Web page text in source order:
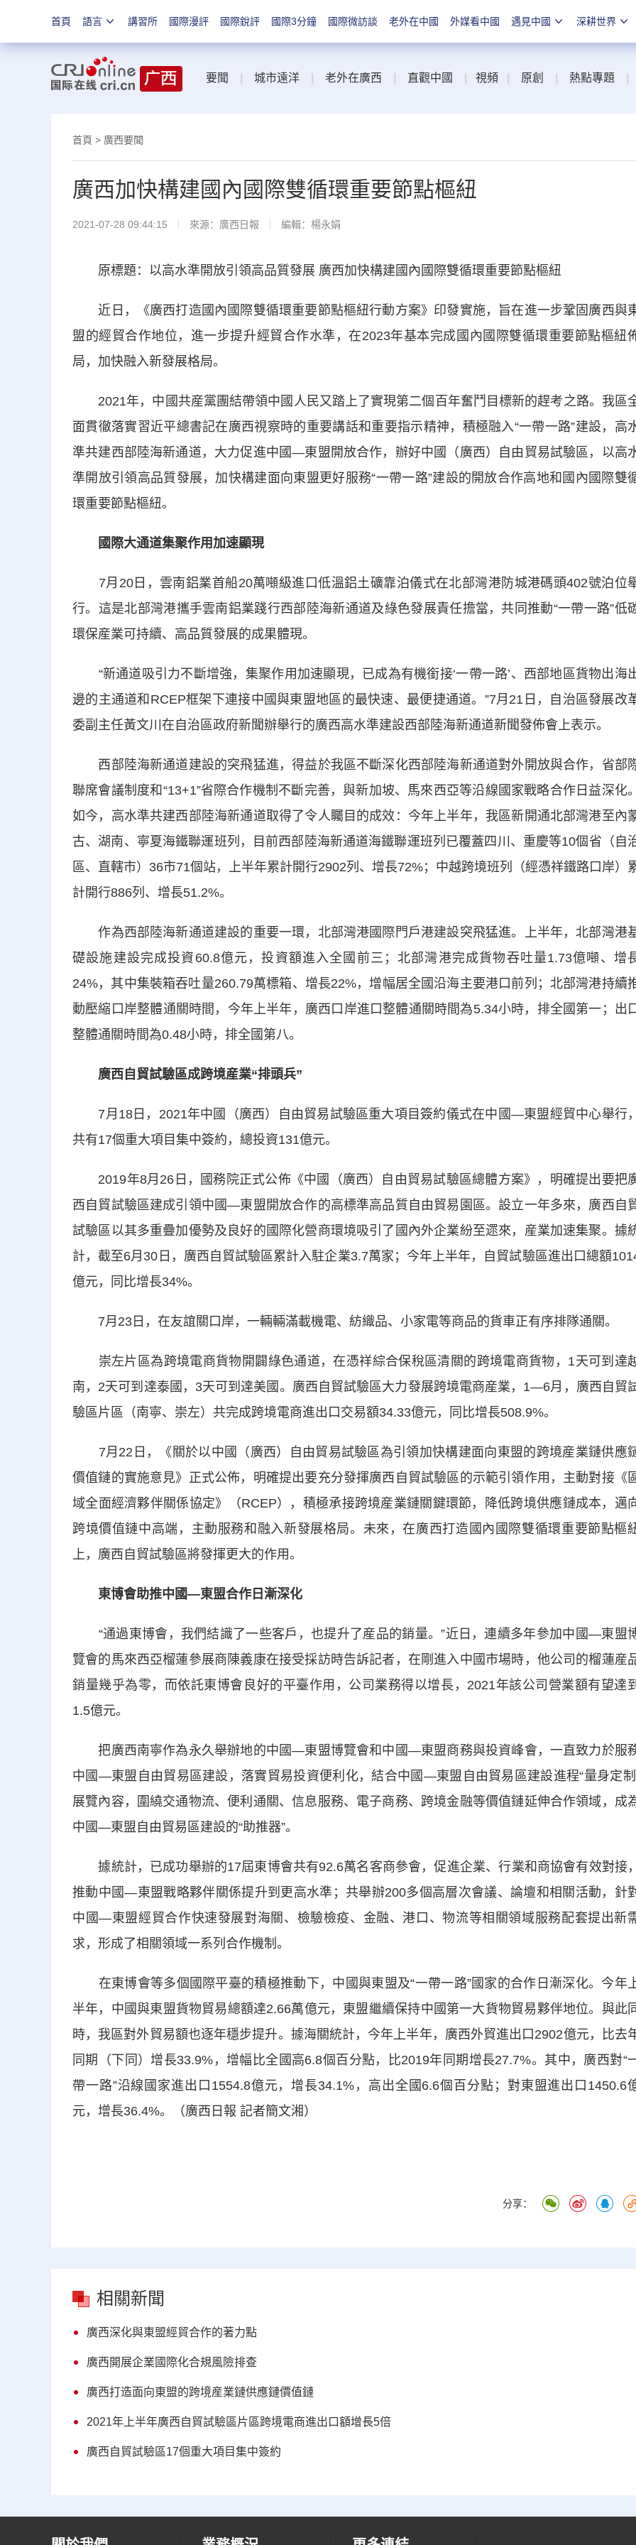
首頁 語言 講習所 國際漫評 國際銳評 國際3分鐘 國際微訪談 老外在中國 外媒看中國 遇見中國 深耕世界
要聞 城市遠洋 老外在廣西 直觀中國 視頻 原創 熱點專題
首頁 > 廣西要聞
廣西加快構建國內國際雙循環重要節點樞紐
2021-07-28 09:44:15 來源： 廣西日報 編輯：楊永娟
原標題：以高水準開放引領高品質發展 廣西加快構建國內國際雙循環重要節點樞紐
近日，《廣西打造國內國際雙循環重要節點樞紐行動方案》印發實施，旨在進一步鞏固廣西與
盟的經貿合作地位，進一步提升經貿合作水準，在2023年基本完成國內國際雙循環重要節點樞紐
局，加快融入新發展格局。
2021年，中國共産黨團結帶領中國人民又踏上了實現第二個百年奮鬥目標新的趕考之路。我區
面貫徹落實習近平總書記在廣西視察時的重要講話和重要指示精神，積極融入“一帶一路”建設，高
準共建西部陸海新通道，大力促進中國—東盟開放合作，辦好中國（廣西）自由貿易試驗區，以高
準開放引領高品質發展，加快構建面向東盟更好服務“一帶一路”建設的開放合作高地和國內國際雙
環重要節點樞紐。
國際大通道集聚作用加速顯現
7月20日，雲南鋁業首船20萬噸級進口低溫鋁土礦靠泊儀式在北部灣港防城港碼頭402號泊位
行。這是北部灣港攜手雲南鋁業踐行西部陸海新通道及綠色發展責任擔當，共同推動“一帶一路”低
環保産業可持續、高品質發展的成果體現。
“新通道吸引力不斷增強，集聚作用加速顯現，已成為有機銜接‘一帶一路’、西部地區貨物出海
邊的主通道和RCEP框架下連接中國與東盟地區的最快速、最便捷通道。”7月21日，自治區發展改
委副主任黃文川在自治區政府新聞辦舉行的廣西高水準建設西部陸海新通道新聞發佈會上表示。
西部陸海新通道建設的突飛猛進，得益於我區不斷深化西部陸海新通道對外開放與合作，省部
聯席會議制度和“13+1”省際合作機制不斷完善，與新加坡、馬來西亞等沿線國家戰略合作日益深化。
如今，高水準共建西部陸海新通道取得了令人矚目的成效：今年上半年，我區新開通北部灣港至內
古、湖南、寧夏海鐵聯運班列，目前西部陸海新通道海鐵聯運班列已覆蓋四川、重慶等10個省（自
區、直轄市）36市71個站，上半年累計開行2902列、增長72%；中越跨境班列（經憑祥鐵路口岸）
計開行886列、增長51.2%。
作為西部陸海新通道建設的重要一環，北部灣港國際門戶港建設突飛猛進。上半年，北部灣港
礎設施建設完成投資60.8億元，投資額進入全國前三；北部灣港完成貨物吞吐量1.73億噸、增
24%，其中集裝箱吞吐量260.79萬標箱、增長22%，增幅居全國沿海主要港口前列；北部灣港持續
動壓縮口岸整體通關時間，今年上半年，廣西口岸進口整體通關時間為5.34小時，排全國第一；出
整體通關時間為0.48小時，排全國第八。
廣西自貿試驗區成跨境産業“排頭兵”
7月18日，2021年中國（廣西）自由貿易試驗區重大項目簽約儀式在中國—東盟經貿中心舉行，
共有17個重大項目集中簽約，總投資131億元。
2019年8月26日，國務院正式公佈《中國（廣西）自由貿易試驗區總體方案》，明確提出要把
西自貿試驗區建成引領中國—東盟開放合作的高標準高品質自由貿易園區。設立一年多來，廣西自
試驗區以其多重疊加優勢及良好的國際化營商環境吸引了國內外企業紛至遝來，産業加速集聚。據
計，截至6月30日，廣西自貿試驗區累計入駐企業3.7萬家；今年上半年，自貿試驗區進出口總額
億元，同比增長34%。
7月23日，在友誼關口岸，一輛輛滿載機電、紡織品、小家電等商品的貨車正有序排隊通關。
崇左片區為跨境電商貨物開闢綠色通道，在憑祥綜合保稅區清關的跨境電商貨物，1天可到達
南，2天可到達泰國，3天可到達美國。廣西自貿試驗區大力發展跨境電商産業，1—6月，廣西自貿
驗區片區（南寧、崇左）共完成跨境電商進出口交易額34.33億元，同比增長508.9%。
7月22日，《關於以中國（廣西）自由貿易試驗區為引領加快構建面向東盟的跨境産業鏈供應
價值鏈的實施意見》正式公佈，明確提出要充分發揮廣西自貿試驗區的示範引領作用，主動對接《
域全面經濟夥伴關係協定》（RCEP），積極承接跨境産業鏈關鍵環節，降低跨境供應鏈成本，邁
跨境價值鏈中高端，主動服務和融入新發展格局。未來，在廣西打造國內國際雙循環重要節點樞
上，廣西自貿試驗區將發揮更大的作用。
東博會助推中國—東盟合作日漸深化
“通過東博會，我們結識了一些客戶，也提升了産品的銷量。”近日，連續多年參加中國—東盟
覽會的馬來西亞榴蓮參展商陳義康在接受採訪時告訴記者，在剛進入中國市場時，他公司的榴蓮産
銷量幾乎為零，而依託東博會良好的平臺作用，公司業務得以增長，2021年該公司營業額有望達到
1.5億元。
把廣西南寧作為永久舉辦地的中國—東盟博覽會和中國—東盟商務與投資峰會，一直致力於服
中國—東盟自由貿易區建設，落實貿易投資便利化，結合中國—東盟自由貿易區建設進程“量身定制
展覽內容，圍繞交通物流、便利通關、信息服務、電子商務、跨境金融等價值鏈延伸合作領域，成
中國—東盟自由貿易區建設的“助推器”。
據統計，已成功舉辦的17屆東博會共有92.6萬名客商參會，促進企業、行業和商協會有效對接，
推動中國—東盟戰略夥伴關係提升到更高水準；共舉辦200多個高層次會議、論壇和相關活動，針
中國—東盟經貿合作快速發展對海關、檢驗檢疫、金融、港口、物流等相關領域服務配套提出新
求，形成了相關領域一系列合作機制。
在東博會等多個國際平臺的積極推動下，中國與東盟及“一帶一路”國家的合作日漸深化。今年
半年，中國與東盟貨物貿易總額達2.66萬億元，東盟繼續保持中國第一大貨物貿易夥伴地位。與此
時，我區對外貿易額也逐年穩步提升。據海關統計，今年上半年，廣西外貿進出口2902億元，比去
同期（下同）增長33.9%，增幅比全國高6.8個百分點，比2019年同期增長27.7%。其中，廣西對“
帶一路”沿線國家進出口1554.8億元，增長34.1%，高出全國6.6個百分點；對東盟進出口1450.6
元，增長36.4%。（廣西日報 記者簡文湘）
分享：
相關新聞
廣西深化與東盟經貿合作的著力點
廣西開展企業國際化合規風險排查
廣西打造面向東盟的跨境産業鏈供應鏈價值鏈
2021年上半年廣西自貿試驗區片區跨境電商進出口額增長5倍
廣西自貿試驗區17個重大項目集中簽約